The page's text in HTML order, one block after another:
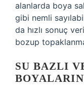
alanlarda boya
gibi nemli
da hızlı sonuç
bozup
SU BAZLI